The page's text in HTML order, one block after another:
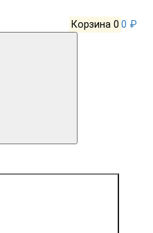
Корзина 0 0 ₽